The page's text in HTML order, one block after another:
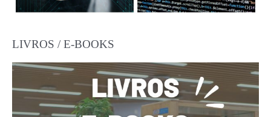
LIVROS / E-BOOKS